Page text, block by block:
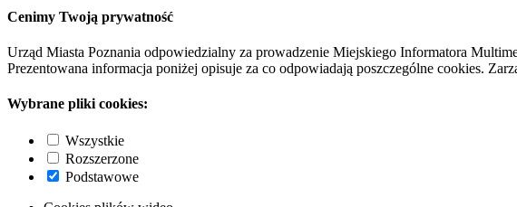
Cenimy Twoją prywatność
Urząd Miasta Poznania odpowiedzialny za prowadzenie Miejskiego Informatora
Prezentowana informacja poniżej opisuje za co odpowiadają poszczególne cookies.
Wybrane pliki cookies:
Wszystkie
Rozszerzone
Podstawowe